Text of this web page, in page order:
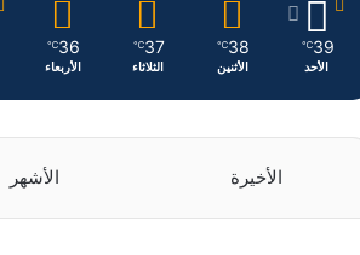
39
℃
الأحد
38
℃
الأثنين
37
℃
الثلاثاء
36
℃
الأربعاء
الأخيرة الأشهر